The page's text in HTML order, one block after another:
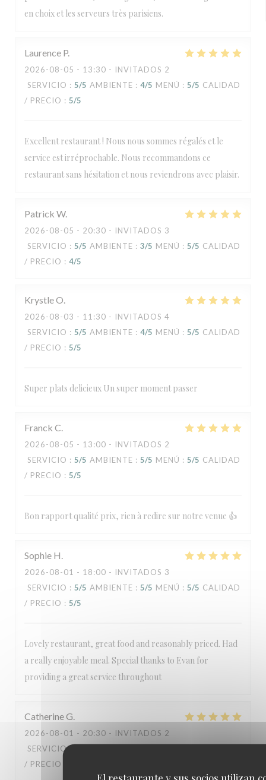
El restaurante y sus socios utilizan
en choix et les serveurs très parisiens.
Laurence P
2026-08-05 - 13:30 - INVITADOS 2
SERVICIO : 5/5 AMBIENTE : 4/5 MENÚ : 5/5 CALIDAD
/ PRECIO : 5/5
Excellent restaurant ! Nous nous sommes régalés et le
service est irréprochable. Nous recommandons ce
restaurant sans hésitation et nous reviendrons avec plaisir.
Patrick W
2026-08-05 - 20:30 - INVITADOS 3
SERVICIO : 5/5 AMBIENTE : 3/5 MENÚ : 5/5 CALIDAD
/ PRECIO : 4/5
KrystleO
2026-08-03 - 11:30 - INVITADOS 4
SERVICIO : 5/5 AMBIENTE : 4/5 MENÚ : 5/5 CALIDAD
/ PRECIO : 5/5
Super plats delicieux Un super moment passer
Franck C
2026-08-05 - 13:00 - INVITADOS 2
SERVICIO : 5/5 AMBIENTE : 5/5 MENÚ : 5/5 CALIDAD
/ PRECIO : 5/5
Bon rapport qualité prix, rien à redire sur notre venue 👍
Sophie H
2026-08-01 - 18:00 - INVITADOS 3
SERVICIO : 5/5 AMBIENTE : 5/5 MENÚ : 5/5 CALIDAD
/ PRECIO : 5/5
Lovely restaurant, great food and reasonably priced. Had
a really enjoyable meal. Special thanks to Evan for
providing a great service throughout
CatherineG
2026-08-01 - 20:30 - INVITADOS 2
SERVICIO:
/ PRECIO